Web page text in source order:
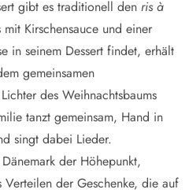
gibt es traditionell den ris à
Kirschensauce und einer
in seinem Dessert findet, erhält
gemeinsamen
des Weihnachtsbaums
tanzt gemeinsam, Hand in
singt dabei Lieder.
der Höhepunkt,
der Geschenke, die auf